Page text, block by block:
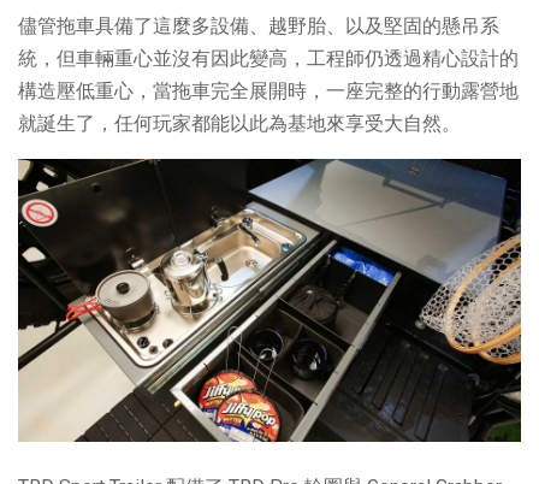
儘管拖車具備了這麼多設備、越野胎、以及堅固的懸吊系
統，但車輛重心並沒有因此變高，工程師仍透過精心設計的
構造壓低重心，當拖車完全展開時，一座完整的行動露營地
就誕生了，任何玩家都能以此為基地來享受大自然。